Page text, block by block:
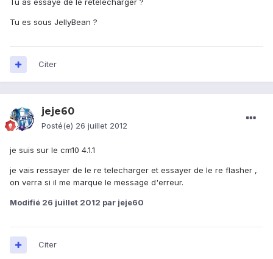
Tu as essayé de le retélécharger ?
Tu es sous JellyBean ?
Citer
jeje60
Posté(e) 26 juillet 2012
je suis sur le cm10 4.1.1
je vais ressayer de le re telecharger et essayer de le re flasher ,
on verra si il me marque le message d'erreur.
Modifié 26 juillet 2012 par jeje60
Citer